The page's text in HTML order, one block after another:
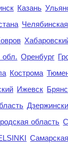
Казань
обл. Оренбург
Кострома
Ижевск
область